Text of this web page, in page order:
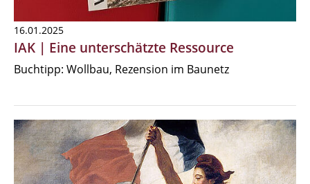
16.01.2025
IAK | Eine unterschätzte Ressource
Buchtipp: Wollbau, Rezension im Baunetz